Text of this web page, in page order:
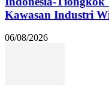
Kawasan Industri
06/08/2026